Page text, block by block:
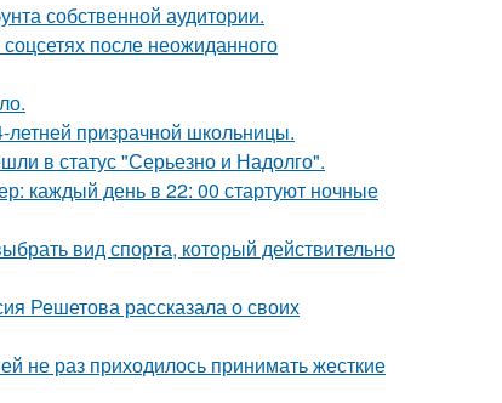
собственной аудитории.
после неожиданного
летней призрачной школьницы.
в статус "Серьезно и Надолго".
каждый день в 22: 00 стартуют ночные
вид спорта, который действительно
Решетова рассказала о своих
не раз приходилось принимать жесткие